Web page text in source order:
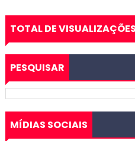
TOTAL DE
PESQUISAR
MÍDIAS SOCIAIS